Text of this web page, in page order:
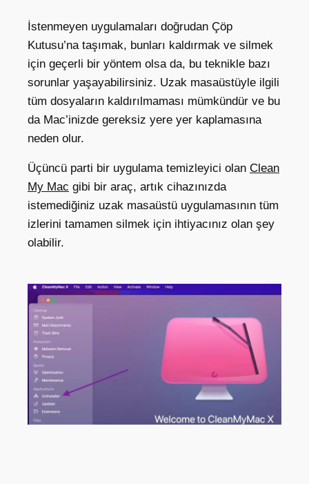
İstenmeyen uygulamaları doğrudan Çöp
Kutusu’na taşımak, bunları kaldırmak ve silmek
için geçerli bir yöntem olsa da, bu teknikle bazı
sorunlar yaşayabilirsiniz. Uzak masaüstüyle ilgili
tüm dosyaların kaldırılmaması mümkündür ve bu
da Mac’inizde gereksiz yere yer kaplamasına
neden olur.
Üçüncü parti bir uygulama temizleyici olan Clean
My Mac gibi bir araç, artık cihazınızda
istemediğiniz uzak masaüstü uygulamasının tüm
izlerini tamamen silmek için ihtiyacınız olan şey
olabilir.